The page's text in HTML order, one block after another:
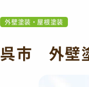
外壁塗装・屋根塗装
呉市 外